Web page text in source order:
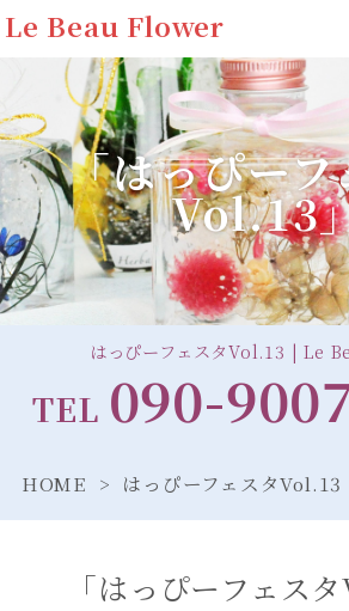
Le Beau Flower
「はっぴー
Vol.13
はっぴーフェスタVol.13 | Le
TEL 090-
HOME はっぴーフェスタVol.13
「はっぴーフェス